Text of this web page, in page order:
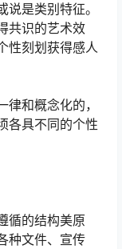
是类别特征。
共识的艺术效
性刻划获得感人
和概念化的，
各具不同的个性
循的结构美原
种文件、宣传